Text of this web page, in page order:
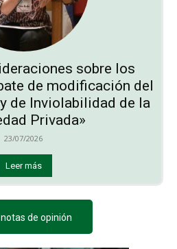
sobre los
de modificación del
de Inviolabilidad de la
Privada»
23/07/2026
Leer más
de opinión